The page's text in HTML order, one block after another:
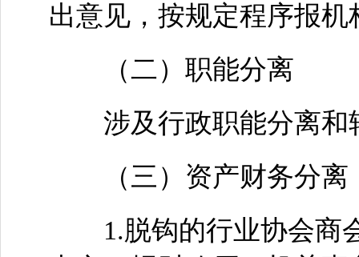
出意见，按规定程序报
（二）职能分离
涉及行政职能分离和
（三）资产财务分离
1.脱钩的行业协会商会